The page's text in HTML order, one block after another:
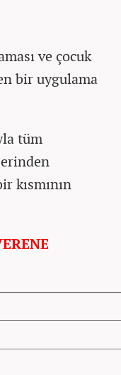
ve çocuk
bir uygulama
tüm
kısmının